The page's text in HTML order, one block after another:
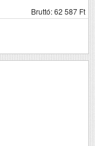
Bruttó: 62 587 Ft